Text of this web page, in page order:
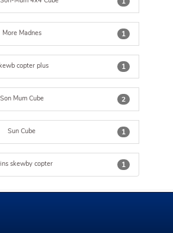
1
More Madnes
1
copter plus
2
Son Mum Cube
1
Sun Cube
1
skewby copter